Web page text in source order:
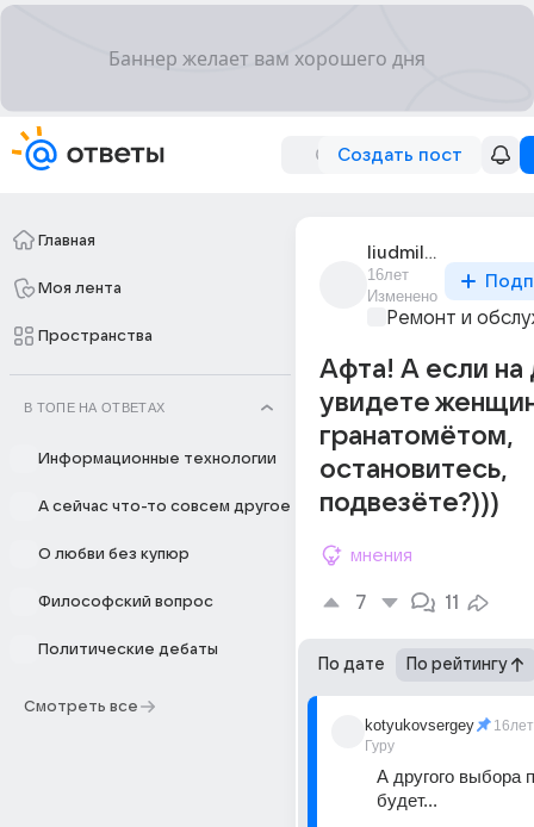
Создать пост
Главная
Моя лента
Пространства
В ТОПЕ НА ОТВЕТАХ
Информационные технологии
А сейчас что-то совсем другое
О любви без купюр
Философский вопрос
Политические дебаты
Смотреть все
liudmila_t_14
16лет
Изменено
Ремонт и
Афта! А если на
увидете
гранатомётом,
остановитесь,
подвезёте?)))
мнения
7 11
По дате По рейтингу
kotyukovsergey
Гуру
16лет
А другого выбора
будет...